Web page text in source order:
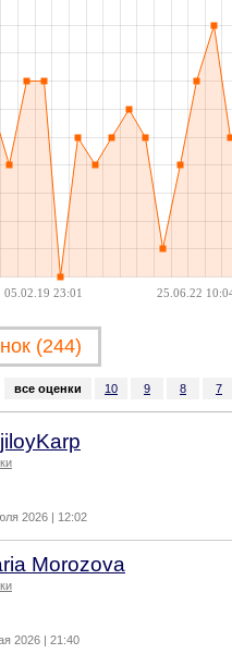
05.02.19 23:01 25.06.22
(244)
все оценки 10 9 8 7
2026 | 12:02
Morozova
2026 | 21:40